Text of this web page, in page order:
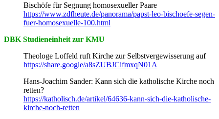
Bischöfe für Segnung homosexueller Paare
https://www.zdfheute.de/panorama/papst-leo-bischoefe-segen-
fuer-homosexuelle-100.html
DBK Studieneinheit zur KMU
Theologe Loffeld ruft Kirche zur Selbstvergewisserung auf
https://share.google/a8sZUBJCifmxqN01A
Hans-Joachim Sander: Kann sich die katholische Kirche noch
retten?
https://katholisch.de/artikel/64636-kann-sich-die-katholische-
kirche-noch-retten